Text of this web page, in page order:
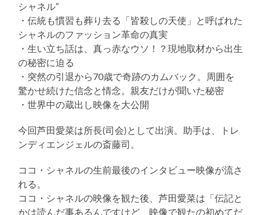
シャネル”
・伝統も慣習も葬り去る「皆殺しの天使」と呼ばれた
シャネルのファッション革命の真実
・生い立ち話は、真っ赤なウソ！？現地取材から出生
の秘密に迫る
・突然の引退から70歳で奇跡のカムバック。周囲を
驚かせ続けた信念と情念。親友だけが聞いた秘密
・世界中の蔵出し映像を大公開
今回芦田愛菜は所長(司会)として出演。助手は、トレ
ンディエンジェルの斎藤司。
ココ・シャネルの生前最後のインタビュー映像が流さ
れる。
ココ・シャネルの映像を観た後、芦田愛菜は「伝記と
かは読んだ事あるんですけど、映像で観たの初めてだ